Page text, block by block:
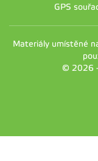
GPS
Materiály umístěné
© 2026 -